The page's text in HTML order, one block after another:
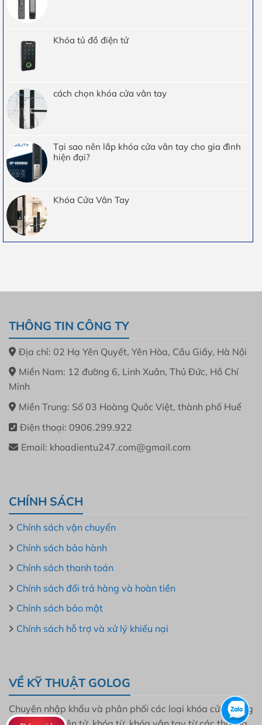
Khóa tủ đồ điện tử
cách chọn khóa cửa vân tay
Tại sao nên lắp khóa cửa vân tay cho gia đình
hiện đại?
Khóa Cửa Vân Tay
THÔNG TIN CÔNG TY
Địa chỉ: 02 Hạ Yên Quyết, Yên Hòa, Cầu Giấy, Hà Nội
Miền Nam: 12 đường 6, Linh Xuân, Thủ Đức, Hồ Chí
Minh
Miền Trung: Số 03 Hoàng Quôc Việt, thành phố Huế
Điện thoại: 0906.299.922
Email: khoadientu247.com@gmail.com
CHÍNH SÁCH
Chính sách vận chuyển
Chính sách bảo hành
Chính sách thanh toán
Chính sách đổi trả hàng và hoàn tiền
Chính sách bảo mật
Chính sách hỗ trợ và xử lý khiếu nại
VỀ KỸ THUẬT GOLOG
Chuyên nhập khẩu và phân phối các loại khóa cửa thông